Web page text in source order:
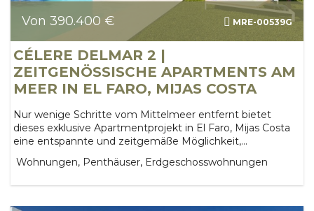
Von 390.400 € MRE-00539G
CÉLERE DELMAR 2 |
ZEITGENÖSSISCHE APARTMENTS AM
MEER IN EL FARO, MIJAS COSTA
Nur wenige Schritte vom Mittelmeer entfernt bietet
dieses exklusive Apartmentprojekt in El Faro, Mijas Costa
eine entspannte und zeitgemäße Möglichkeit,...
Wohnungen, Penthäuser, Erdgeschosswohnungen